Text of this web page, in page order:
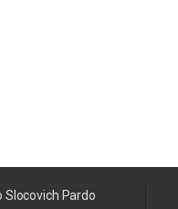
Slocovich Pardo